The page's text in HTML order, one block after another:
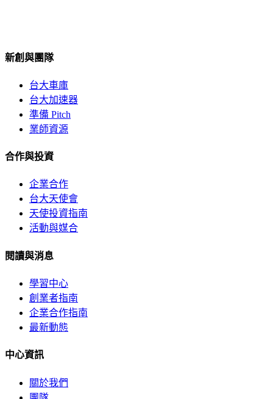
新創與團隊
台大車庫
台大加速器
準備 Pitch
業師資源
合作與投資
企業合作
台大天使會
天使投資指南
活動與媒合
閱讀與消息
學習中心
創業者指南
企業合作指南
最新動態
中心資訊
關於我們